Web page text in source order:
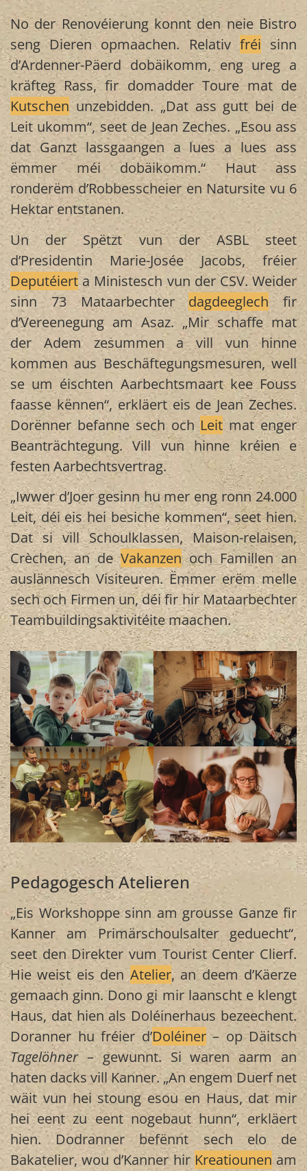
No der Renovéierung konnt den neie Bistro
seng Dieren opmaachen. Relativfréi sinn
d’Ardenner-Päerd dobäikomm, eng ureg a
kräfteg Rass, fir domadder Toure mat de
Kutschenunzebidden. „Dat ass gutt bei de
Leit ukomm“, seet de Jean Zeches. „Esou ass
dat Ganzt lassgaangen a lues a lues ass
ëmmer méi dobäikomm.“ Haut ass
ronderëm d’Robbesscheier en Natursite vu 6
Hektar entstanen.
Un der Spëtzt vun der ASBL steet
d’Presidentin Marie-Josée Jacobs, fréier
Deputéierta Ministesch vun der CSV. Weider
sinn 73 Mataarbechter dagdeeglech fir
d’Vereenegung am Asaz. „Mir schaffe mat
der Adem zesummen a vill vun hinne
kommen aus Beschäftegungsmesuren, well
se um éischten Aarbechtsmaart kee Fouss
faasse kënnen“, erkläert eis de Jean Zeches.
Dorënner befanne sech ochLeitmat enger
Beanträchtegung. Vill vun hinne kréien e
festen Aarbechtsvertrag.
„Iwwer d’Joer gesinn hu mer eng ronn 24.000
Leit, déi eis hei besiche kommen“, seet hien.
Dat si vill Schoulklassen, Maison-relaisen,
Crèchen, an deVakanzenoch Famillen an
auslännesch Visiteuren. Ëmmer erëm melle
sech och Firmen un, déi fir hir Mataarbechter
Teambuildingsaktivitéite maachen.
Pedagogesch Atelieren
„Eis Workshoppe sinn am grousse Ganze fir
Kanner am Primärschoulsalter geduecht“,
seet den Direkter vum Tourist Center Clierf.
Hie weist eis denAtelier, an deem d’Käerze
gemaach ginn. Dono gi mir laanscht e klengt
Haus, dat hien als Doléinerhaus bezeechent.
Doranner hu fréier d’Doléiner– op Däitsch
Tagelöhner– gewunnt. Si waren aarm an
haten dacks vill Kanner. „An engem Duerf net
wäit vun hei stoung esou en Haus, dat mir
hei eent zu eent nogebaut hunn“, erkläert
hien. Dodranner befënnt sech elo de
Bakatelier, wou d’Kanner hirKreatiounenam